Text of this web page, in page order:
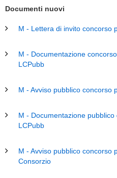
Documenti nuovi
M - Lettera di invito concorso
M - Documentazione
LCPubb
M - Avviso pubblico concorso
M - Documentazione
LCPubb
M - Avviso pubblico concorso
Consorzio